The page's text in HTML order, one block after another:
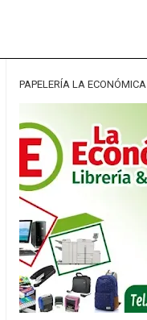
PAPELERÍA LA ECONÓMICA